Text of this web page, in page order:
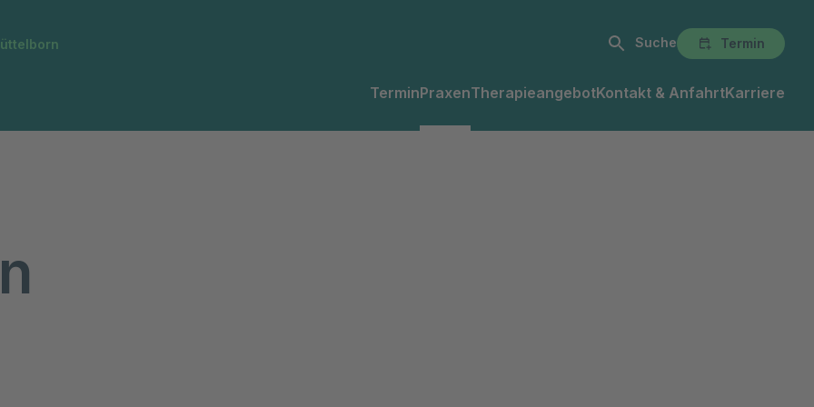
Suche Termin
TerminPraxenTherapieangebotKontakt & AnfahrtKarriere